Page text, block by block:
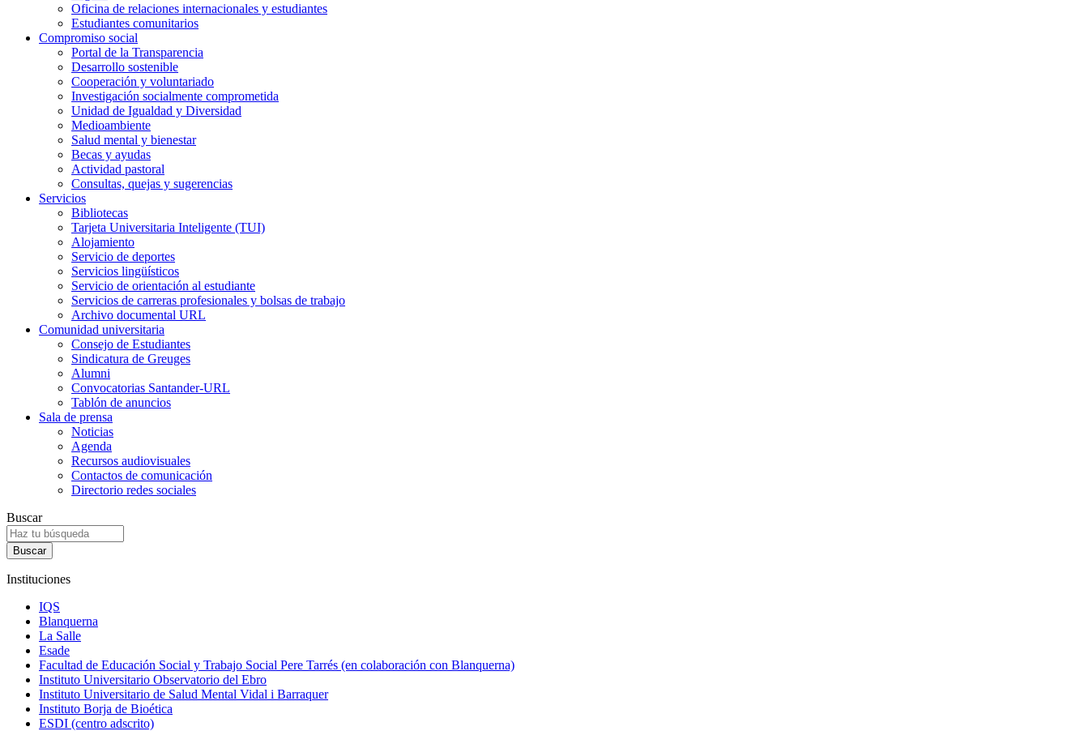
Oficina de relaciones internacionales y estudiantes
Estudiantes comunitarios
Compromiso social
Portal de la Transparencia
Desarrollo sostenible
Cooperación y voluntariado
Investigación socialmente comprometida
Unidad de Igualdad y Diversidad
Medioambiente
Salud mental y bienestar
Becas y ayudas
Actividad pastoral
Consultas, quejas y sugerencias
Servicios
Bibliotecas
Tarjeta Universitaria Inteligente (TUI)
Alojamiento
Servicio de deportes
Servicios lingüísticos
Servicio de orientación al estudiante
Servicios de carreras profesionales y bolsas de trabajo
Archivo documental URL
Comunidad universitaria
Consejo de Estudiantes
Sindicatura de Greuges
Alumni
Convocatorias Santander-URL
Tablón de anuncios
Sala de prensa
Noticias
Agenda
Recursos audiovisuales
Contactos de comunicación
Directorio redes sociales
Buscar
Instituciones
IQS
Blanquerna
La Salle
Esade
Facultad de Educación Social y Trabajo Social Pere Tarrés (en colaboración con Blanquerna)
Instituto Universitario Observatorio del Ebro
Instituto Universitario de Salud Mental Vidal i Barraquer
Instituto Borja de Bioética
ESDI (centro adscrito)